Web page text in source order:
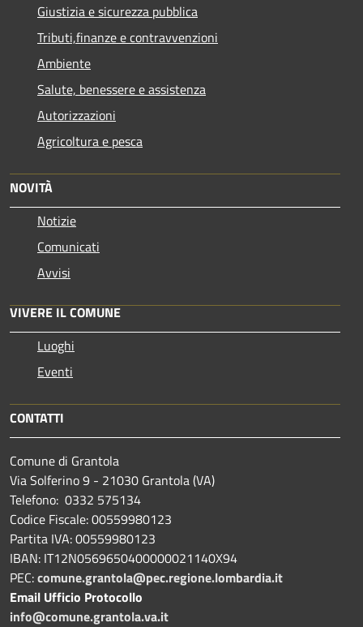
Giustizia e sicurezza pubblica
Tributi,finanze e contravvenzioni
Ambiente
Salute, benessere e assistenza
Autorizzazioni
Agricoltura e pesca
NOVITÀ
Notizie
Comunicati
Avvisi
VIVERE IL COMUNE
Luoghi
Eventi
CONTATTI
Comune di Grantola
Via Solferino 9 - 21030 Grantola (VA)
Telefono: 0332 575134
Codice Fiscale: 00559980123
Partita IVA: 00559980123
IBAN: IT12N0569650400000021140X94
PEC:comune.grantola@pec.regione.lombardia.it
Email Ufficio Protocollo
info@comune.grantola.va.it